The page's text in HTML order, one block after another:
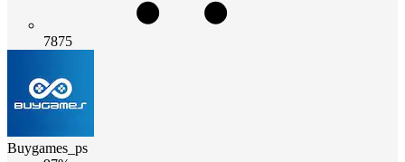
7875
Buygames_ps